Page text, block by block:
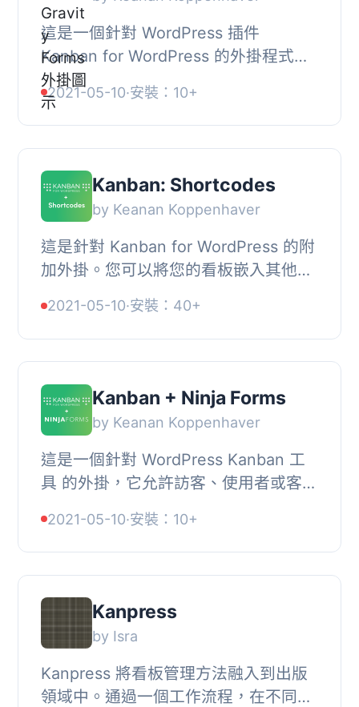
這是一個針對 WordPress 插件
Kanban for WordPress 的外掛程式。
它提供了從 Gravity Forms 輕鬆建立任
務的功能，讓訪客、使用者或客戶可以
使用。需要注意的...
2021-05-10·安裝：10+
Kanban: Shortcodes
by Keanan Koppenhaver
這是針對 Kanban for WordPress 的附
加外掛。您可以將您的看板嵌入其他頁
2021-05-10·安裝：40+
Kanban + Ninja Forms
by Keanan Koppenhaver
這是一個針對 WordPress Kanban 工
具 的外掛，它允許訪客、使用者或客戶
鬆地在 Ninja Forms 中建立任務。當使
用者在表單...
2021-05-10·安裝：10+
Kanpress
by Isra
Kanpress 將看板管理方法融入到出版
領域中。通過一個工作流程，在不同的